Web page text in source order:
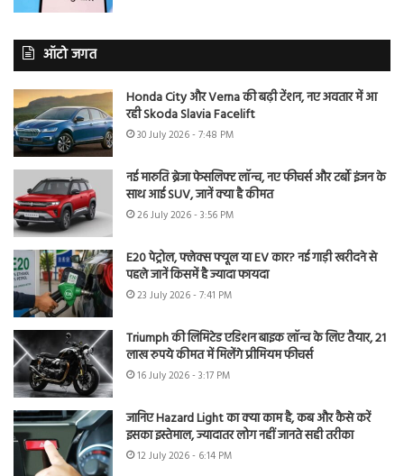
ऑटो जगत
Honda City और Verna की बढ़ी टेंशन, नए अवतार में आ
रही Skoda Slavia Facelift
30 July 2026 - 7:48 PM
नई मारुति ब्रेजा फेसलिफ्ट लॉन्च, नए फीचर्स और टर्बो इंजन के
साथ आई SUV, जानें क्या है कीमत
26 July 2026 - 3:56 PM
E20 पेट्रोल, फ्लेक्स फ्यूल या EV कार? नई गाड़ी खरीदने से
पहले जानें किसमें है ज्यादा फायदा
23 July 2026 - 7:41 PM
Triumph की लिमिटेड एडिशन बाइक लॉन्च के लिए तैयार, 21
लाख रुपये कीमत में मिलेंगे प्रीमियम फीचर्स
16 July 2026 - 3:17 PM
जानिए Hazard Light का क्या काम है, कब और कैसे करें
इसका इस्तेमाल, ज्यादातर लोग नहीं जानते सही तरीका
12 July 2026 - 6:14 PM